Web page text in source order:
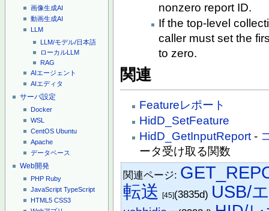
画像生成AI
動画生成AI
LLM
LLM/モデル/日本語
ローカルLLM
RAG
AIエージェント
AIエディタ
サーバ設定
Docker
WSL
CentOS Ubuntu
Apache
データベース
Web開発
PHP Ruby
JavaScript TypeScript
HTML5 CSS3
nonzero report ID.
If the top-level
caller must set the
to zero.
関連
Featureレポート
HidD_SetFeature
HidD_GetInputReport-
ータ受け取る関数
関連ページ:
転送 [45](3835d) USB/